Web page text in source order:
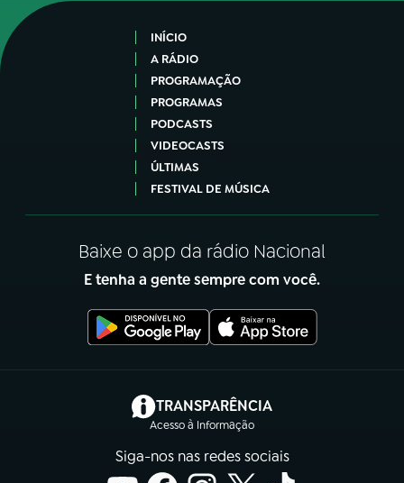
INÍCIO
A RÁDIO
PROGRAMAÇÃO
PROGRAMAS
PODCASTS
VIDEOCASTS
ÚLTIMAS
FESTIVAL DE MÚSICA
Baixe o app da rádio Nacional
E tenha a gente sempre com você.
TRANSPARÊNCIA
Acesso à Informação
(abre em nova aba)
Siga-nos nas redes sociais